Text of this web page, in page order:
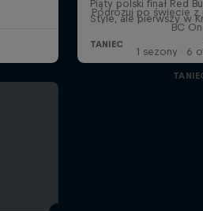
Podróżuj po świecie z
BC
1 sezony · 6